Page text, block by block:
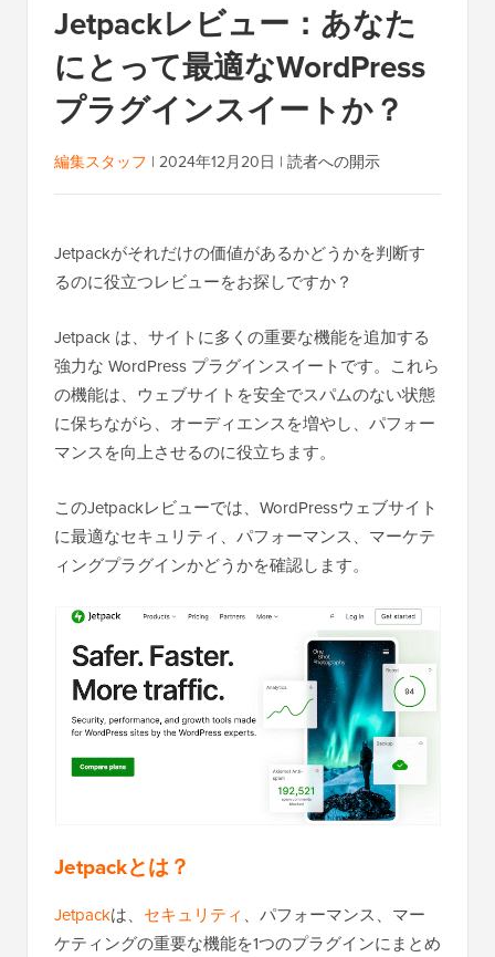
Jetpackレビュー：あなた
にとって最適なWordPress
プラグインスイートか？
編集スタッフ | 2024年12月20日 | 読者への開示
Jetpackがそれだけの価値があるかどうかを判断す
るのに役立つレビューをお探しですか？
Jetpack は、サイトに多くの重要な機能を追加する
強力な WordPress プラグインスイートです。これら
の機能は、ウェブサイトを安全でスパムのない状態
に保ちながら、オーディエンスを増やし、パフォー
マンスを向上させるのに役立ちます。
このJetpackレビューでは、WordPressウェブサイト
に最適なセキュリティ、パフォーマンス、マーケテ
ィングプラグインかどうかを確認します。
Jetpackとは？
Jetpackは、 セキュリティ 、パフォーマンス、マー
ケティングの重要な機能を1つのプラグインにまとめ